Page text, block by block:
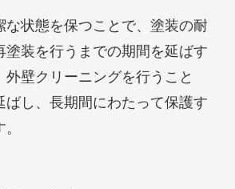
な状態を保つことで、塗装の耐
塗装を行うまでの期間を延ばす
外壁クリーニングを行うこと
ばし、長期間にわたって保護す